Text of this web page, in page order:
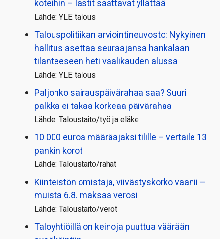
koteihin – lastit saattavat yllättää
Lähde: YLE talous
Talous­politiikan arviointi­neuvosto: Nykyinen
hallitus asettaa seuraajansa hankalaan
tilanteeseen heti vaalikauden alussa
Lähde: YLE talous
Paljonko sairauspäivä­rahaa saa? Suuri
palkka ei takaa korkeaa päivärahaa
Lähde: Taloustaito/työ ja eläke
10 000 euroa määräajaksi tilille – vertaile 13
pankin korot
Lähde: Taloustaito/rahat
Kiinteistön omistaja, viivästyskorko vaanii –
muista 6.8. maksaa verosi
Lähde: Taloustaito/verot
Taloyhtiöillä on keinoja puuttua väärään